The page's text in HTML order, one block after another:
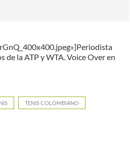
de la ATP y WTA. Voice Over en
TENIS COLOMBIANO